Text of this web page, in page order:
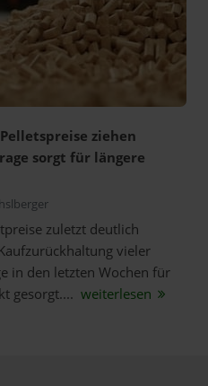
ziehen
sorgt für längere
zuletzt deutlich
vieler
in den letzten Wochen für
gesorgt.... weiterlesen